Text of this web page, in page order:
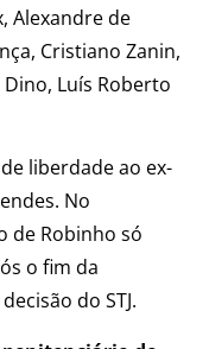
Alexandre de
Cristiano Zanin,
Dino, Luís Roberto
liberdade ao ex-
No
de Robinho só
o fim da
do STJ.